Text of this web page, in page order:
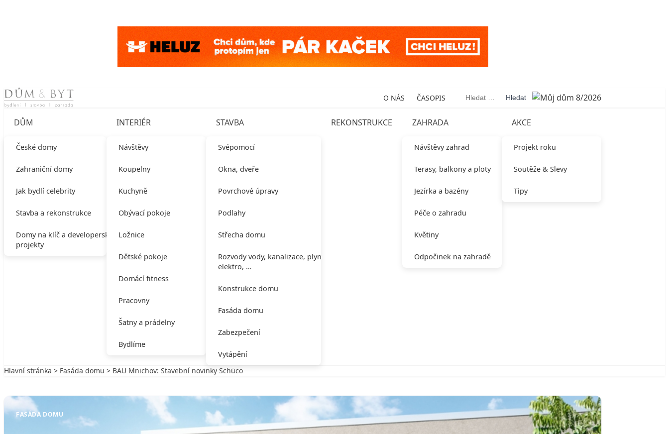
Skip to content O NÁS ČASOPIS Vyhledávání
DŮM
České domy
Zahraniční domy
Jak bydlí celebrity
Stavba a rekonstrukce
Domy na klíč a developerské
projekty
INTERIÉR
Návštěvy
Koupelny
Kuchyně
Obývací pokoje
Ložnice
Dětské pokoje
Domácí fitness
Pracovny
Šatny a prádelny
Bydlíme
STAVBA
Svépomocí
Okna, dveře
Povrchové úpravy
Podlahy
Střecha domu
Rozvody vody, kanalizace, plynu,
elektro, …
Konstrukce domu
Fasáda domu
Zabezpečení
Vytápění
REKONSTRUKCE ZAHRADA
Návštěvy zahrad
Terasy, balkony a ploty
Jezírka a bazény
Péče o zahradu
Květiny
Odpočinek na zahradě
AKCE
Projekt roku
Soutěže & Slevy
Tipy
Hlavní stránka > Fasáda domu > BAU Mnichov: Stavební novinky Schüco
FASÁDA DOMU